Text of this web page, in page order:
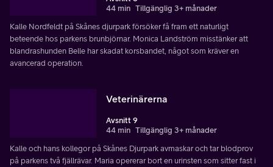
44 min Tillgänglig 3+ månader
Kalle Nordfeldt på Skånes djurpark försöker få fram ett naturligt
beteende hos parkens brunbjörnar. Monica Landström misstänker att
blandrashunden Belle har skadat korsbandet, något som kräver en
avancerad operation.
Veterinärerna
Avsnitt 9
44 min Tillgänglig 3+ månader
Kalle och hans kollegor på Skånes Djurpark avmaskar och tar blodprov
på parkens två fjällrävar. Maria opererar bort en urinsten som sitter fast i